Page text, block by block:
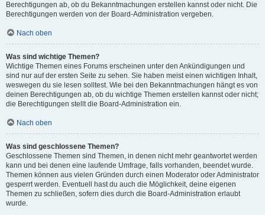
Berechtigungen ab, ob du Bekanntmachungen erstellen kannst oder nicht. Die
Berechtigungen werden von der Board-Administration vergeben.
Nach oben
Was sind wichtige Themen?
Wichtige Themen eines Forums erscheinen unter den Ankündigungen und
sind nur auf der ersten Seite zu sehen. Sie haben meist einen wichtigen Inhalt,
weswegen du sie lesen solltest. Wie bei den Bekanntmachungen hängt es von
deinen Berechtigungen ab, ob du wichtige Themen erstellen kannst oder nicht;
die Berechtigungen stellt die Board-Administration ein.
Nach oben
Was sind geschlossene Themen?
Geschlossene Themen sind Themen, in denen nicht mehr geantwortet werden
kann und bei denen eine laufende Umfrage, falls vorhanden, beendet wurde.
Themen können aus vielen Gründen durch einen Moderator oder Administrator
gesperrt werden. Eventuell hast du auch die Möglichkeit, deine eigenen
Themen zu schließen, sofern dies durch die Board-Administration erlaubt
wurde.